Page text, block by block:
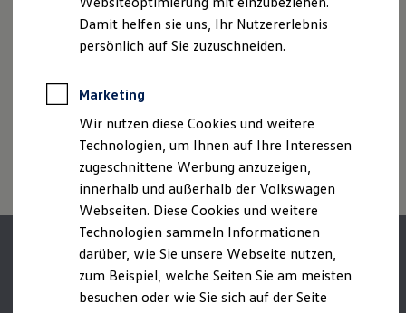
Elektrofahrzeugkonzepte
ID. EVERY1
Reichweite
Rekuperation
Laden unterwegs
Laden Zuhause
Ladestationen finden
Ladezeitensimulator
Batterie
Sicherheit
Nachhaltigkeit
Technologie
Kosten und Kauf
Verbrauchskosten
Kaufoptionen
Croatia/Hrvatska
Cyprus/Κύπρος
Denmark/Danmark
Estonia/Eesti
Finland/Suomi
France/France
Germany/Deutschland
Greece/Ελλάς
Hungary/Magyarország
Ireland/Éire
des Angebots, sondern dienen allein Vergleichszwecken
zwischen den verschiedenen Fahrzeugtypen.
Zusatzausstattungen undZubehör(Anbauteile, Reifenformat
Witterungs- und Verkehrsbedingungen sowie dem
individuellen Fahrverhalten den Kraftstoffverbrauch, den
Fahrleistungswerte eines Fahrzeugs beeinflussen.
Damit helfen sie uns, Ihr Nutzererlebnis
persönlich auf Sie zuzuschneiden.
Marketing
Wir nutzen diese Cookies und weitere
Technologien, um Ihnen auf Ihre Interessen
zugeschnittene Werbung anzuzeigen,
innerhalb und außerhalb der Volkswagen
Webseiten. Diese Cookies und weitere
Technologien sammeln Informationen
darüber, wie Sie unsere Webseite nutzen,
zum Beispiel, welche Seiten Sie am meisten
besuchen oder wie Sie sich auf der Seite